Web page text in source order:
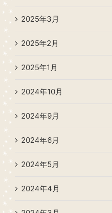
2025年3月
2025年2月
2025年1月
2024年10月
2024年9月
2024年6月
2024年5月
2024年4月